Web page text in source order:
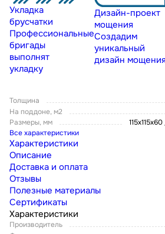
Укладка
брусчатки
Профессиональные
бригады
выполнят
укладку
Дизайн-проект
мощения
Создадим
уникальный
дизайн мощения
Толщина
На поддоне, м2
Размеры, мм
Все характеристики
Характеристики
Описание
Доставка и оплата
Отзывы
Полезные материалы
Сертификаты
Характеристики
Производитель